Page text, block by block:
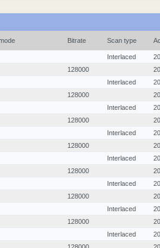
Bitrate Scan type
Interlaced
128000
Interlaced
128000
Interlaced
128000
Interlaced
128000
Interlaced
128000
Interlaced
128000
Interlaced
128000
Interlaced